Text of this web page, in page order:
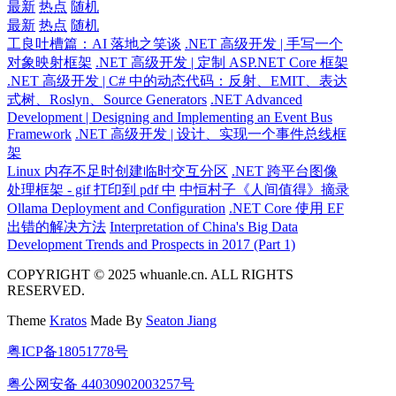
最新 热点 随机
最新 热点 随机
工良吐槽篇：AI 落地之笑谈 .NET 高级开发 | 手写一个
对象映射框架 .NET 高级开发 | 定制 ASP.NET Core 框架
.NET 高级开发 | C# 中的动态代码：反射、EMIT、表达
式树、Roslyn、Source Generators .NET Advanced
Development | Designing and Implementing an Event Bus
Framework .NET 高级开发 | 设计、实现一个事件总线框
架
Linux 内存不足时创建临时交互分区 .NET 跨平台图像
处理框架 - gif 打印到 pdf 中 中恒村子《人间值得》摘录
Ollama Deployment and Configuration .NET Core 使用 EF
出错的解决方法 Interpretation of China's Big Data
Development Trends and Prospects in 2017 (Part 1)
COPYRIGHT © 2025 whuanle.cn. ALL RIGHTS
RESERVED.
Theme Kratos Made By Seaton Jiang
粤ICP备18051778号
粤公网安备 44030902003257号